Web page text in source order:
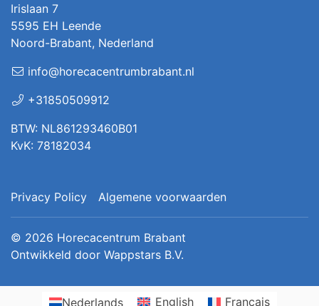
Irislaan 7
5595 EH Leende
Noord-Brabant, Nederland
info@horecacentrumbrabant.nl
+31850509912
BTW: NL861293460B01
KvK: 78182034
Privacy Policy Algemene voorwaarden
© 2026 Horecacentrum Brabant
Ontwikkeld door Wappstars B.V.
Nederlands English Français